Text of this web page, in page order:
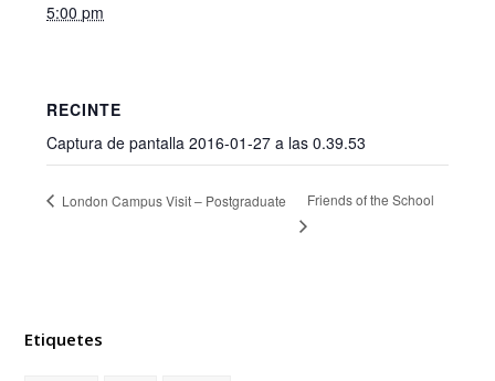
5:00 pm
RECINTE
Captura de pantalla 2016-01-27 a las 0.39.53
London Campus Visit – Postgraduate Friends of the School
Etiquetes